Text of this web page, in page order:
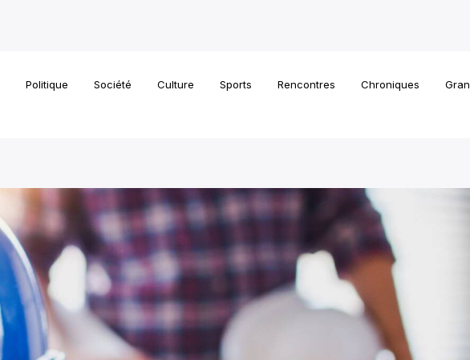
Politique Société Culture Sports Rencontres Chroniques